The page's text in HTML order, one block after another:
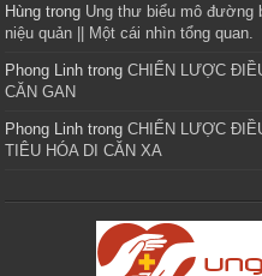
Hùng trong Ung thư biểu mô đường
niệu quản || Một cái nhìn tổng quan.
Phong Linh trongCHIẾN LƯỢC
CĂN GAN
Phong Linh trongCHIẾN LƯỢC
TIÊU HÓA DI CĂN XA